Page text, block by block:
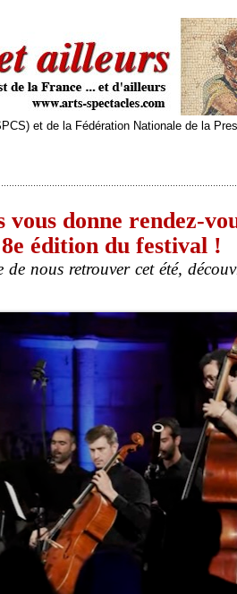
et de la Fédération Nationale de la
vous donne rendez-
édition du festival !
nous retrouver cet été,